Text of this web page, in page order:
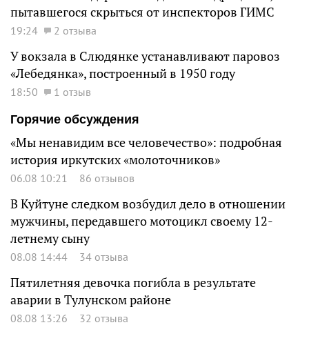
пытавшегося скрыться от инспекторов ГИМС
19:24 2 отзыва
У вокзала в Слюдянке устанавливают паровоз
«Лебедянка», построенный в 1950 году
18:50
1 отзыв
Горячие обсуждения
«Мы ненавидим все человечество»: подробная
история иркутских «молоточников»
06.08 10:21 86 отзывов
В Куйтуне следком возбудил дело в отношении
мужчины, передавшего мотоцикл своему 12-
летнему сыну
08.08 14:44 34 отзыва
Пятилетняя девочка погибла в результате
аварии в Тулунском районе
08.08 13:26 32 отзыва